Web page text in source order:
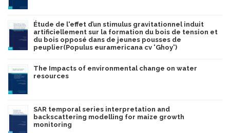
Étude de l'effet d’un stimulus gravitationnel induit
artificiellement sur la formation du bois de tension et
du bois opposé dans de jeunes pousses de
peuplier(Populus euramericana cv 'Ghoy')
The Impacts of environmental change on water
resources
SAR temporal series interpretation and
backscattering modelling for maize growth
monitoring